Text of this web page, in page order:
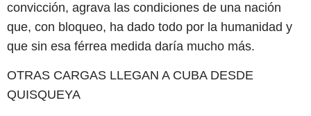
convicción, agrava las condiciones de una nación
que, con bloqueo, ha dado todo por la humanidad y
que sin esa férrea medida daría mucho más.
OTRAS CARGAS LLEGAN A CUBA DESDE
QUISQUEYA